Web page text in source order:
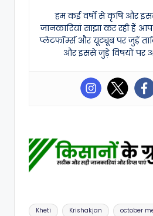
हम कई वर्षों से कृषि और
जानकारियां साझा कर रही हैं
प्लेटफॉर्म्स और यूट्यूब पर जुड़ें
और इससे जुड़े विषयों पर
Tags:
Kheti Krishakjan october